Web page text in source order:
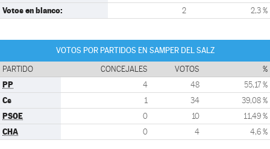
Votos en blanco: 2 2,3 %
VOTOS POR PARTIDOS EN SAMPER DEL SALZ
PARTIDO CONCEJALES VOTOS %
PP 4 48 55,17 %
Cs 1 34 39,08 %
PSOE 0 10 11,49 %
CHA 0 4 4,6 %